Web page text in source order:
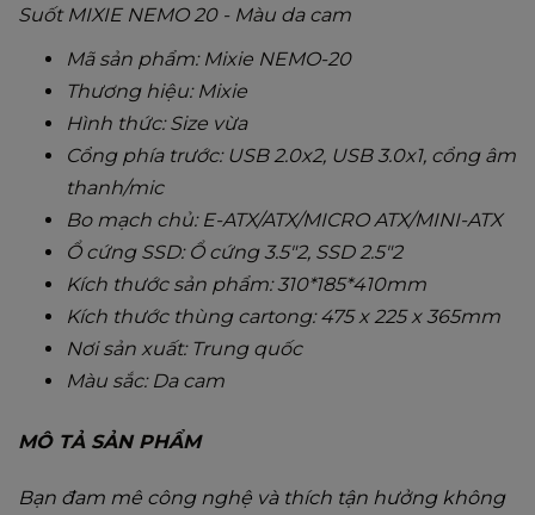
Suốt MIXIE NEMO 20 - Màu da cam
Mã sản phẩm: Mixie NEMO-20
Thương hiệu: Mixie
Hình thức: Size vừa
Cổng phía trước: USB 2.0x2, USB 3.0x1, cổng âm
thanh/mic
Bo mạch chủ: E-ATX/ATX/MICRO ATX/MINI-ATX
Ổ cứng SSD: Ổ cứng 3.5"2, SSD 2.5"2
Kích thước sản phẩm: 310*185*410mm
Kích thước thùng cartong: 475 x 225 x 365mm
Nơi sản xuất: Trung quốc
Màu sắc: Da cam
MÔ TẢ SẢN PHẨM
Bạn đam mê công nghệ và thích tận hưởng không